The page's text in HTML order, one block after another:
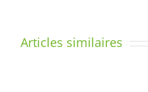
Articles similaires
sons